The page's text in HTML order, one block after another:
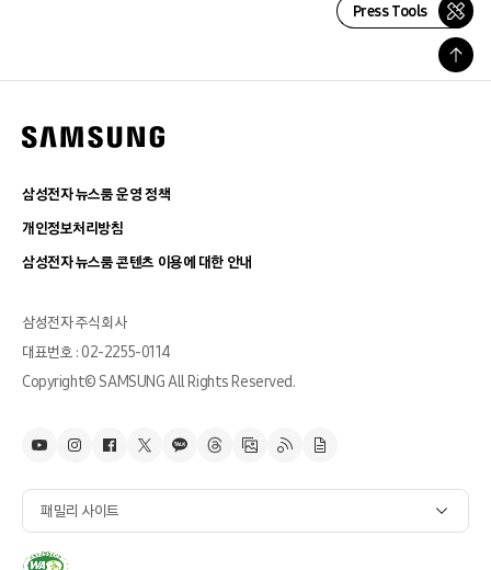
Press Tools
삼성전자 뉴스룸 운영 정책
개인정보처리방침
삼성전자 뉴스룸 콘텐츠 이용에 대한 안내
삼성전자 주식회사
대표번호 : 02-2255-0114
Copyright© SAMSUNG All Rights Reserved.
패밀리 사이트